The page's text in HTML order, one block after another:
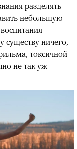
разделять
небольшую
существу ничего,
токсичной
не так уж